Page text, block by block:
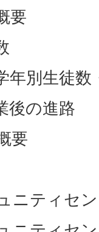
要
年別生徒数
後の進路
要
ニティセ